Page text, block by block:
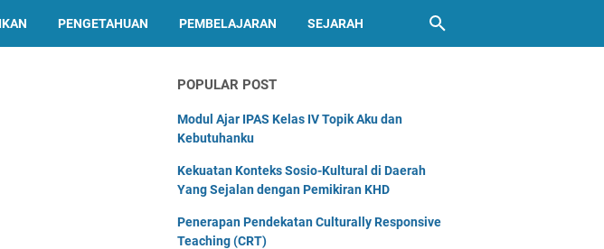
PENGETAHUAN PEMBELAJARAN SEJARAH
POPULAR POST
Modul Ajar IPAS Kelas IV Topik Aku dan
Kebutuhanku
Kekuatan Konteks Sosio-Kultural di Daerah
Yang Sejalan dengan Pemikiran KHD
Penerapan Pendekatan Culturally Responsive
Teaching (CRT)